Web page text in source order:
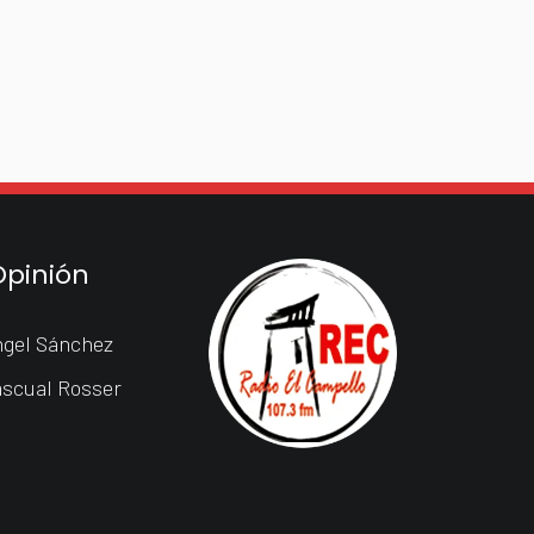
Sánchez
Rosser